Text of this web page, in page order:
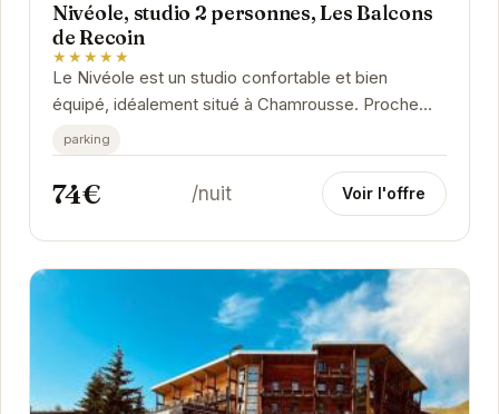
Nivéole, studio 2 personnes, Les Balcons
de Recoin
★★★★★
Le Nivéole est un studio confortable et bien
équipé, idéalement situé à Chamrousse. Proche
des pistes de ski et des sentiers de randonnée, il...
parking
74€ /nuit Voir l'offre